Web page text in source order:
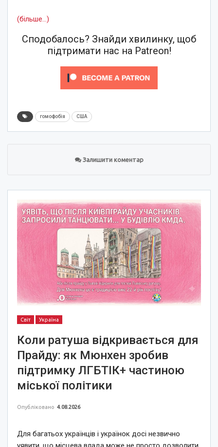
(більше…)
Сподобалось? Знайди хвилинку, щоб
підтримати нас на Patreon!
гомофобія США
Залишити коментар
Світ Україна
Коли ратуша відкривається для
Прайду: як Мюнхен зробив
підтримку ЛГБТІК+ частиною
міської політики
Опубліковано 4.08.2026
Для багатьох українців і українок досі незвично